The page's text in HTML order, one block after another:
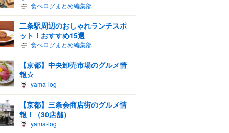
食べログまとめ編集部
二条駅周辺のおしゃれランチスポ
ット！おすすめ15選
食べログまとめ編集部
【京都】中央卸売市場のグルメ情
報☆
yama-log
【京都】三条会商店街のグルメ情
報！（30店舗）
yama-log